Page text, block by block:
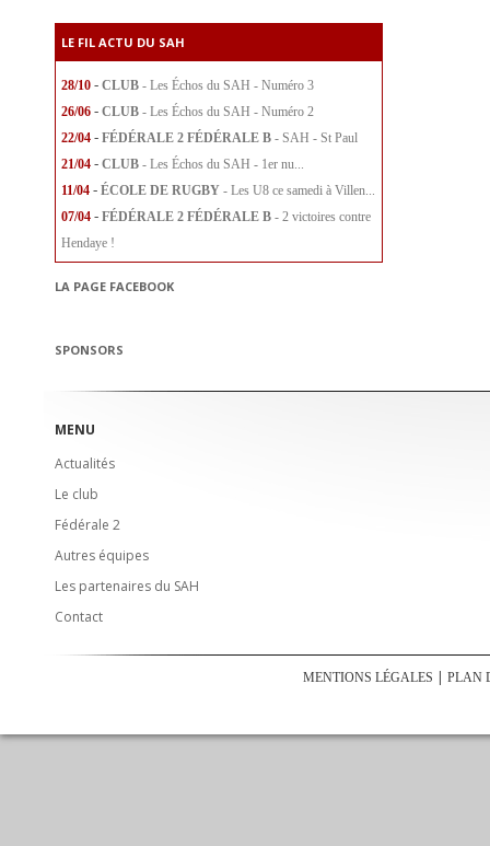
LE FIL ACTU DU SAH
28/10 - CLUB - Les Échos du SAH - Numéro 3
26/06 - CLUB - Les Échos du SAH - Numéro 2
22/04 - FÉDÉRALE 2 FÉDÉRALE B - SAH - St Paul
21/04 - CLUB - Les Échos du SAH - 1er nu...
11/04 - ÉCOLE DE RUGBY - Les U8 ce samedi à Villen...
07/04 - FÉDÉRALE 2 FÉDÉRALE B - 2 victoires contre
Hendaye !
LA PAGE FACEBOOK
SPONSORS
MENU
Actualités
Le club
Fédérale 2
Autres équipes
Les partenaires du SAH
Contact
MENTIONS LÉGALES PLAN